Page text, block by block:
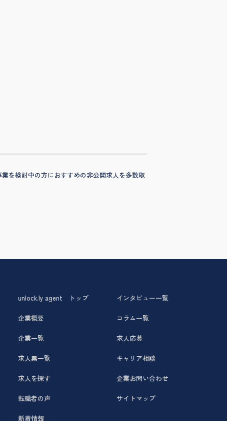
を検討中の方におすすめの非公開求人を多数取
unlock.ly agent トップ
企業概要
企業一覧
求人票一覧
求人を探す
転職者の声
新着情報
インタビュー一覧
コラム一覧
求人応募
キャリア相談
企業お問い合わせ
サイトマップ